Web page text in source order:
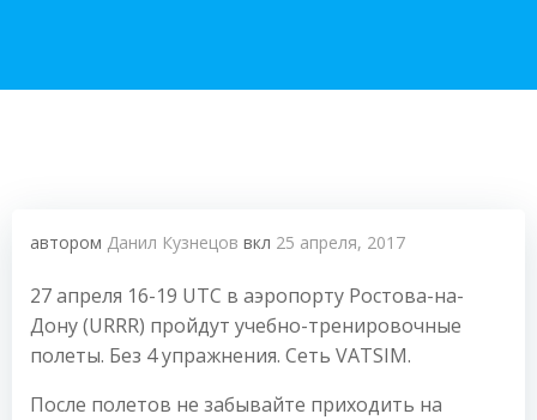
автором Данил Кузнецов вкл 25 апреля, 2017
27 апреля 16-19 UTC в аэропорту Ростова-на-
Дону (URRR) пройдут учебно-тренировочные
полеты. Без 4 упражнения. Сеть VATSIM.
После полетов не забывайте приходить на